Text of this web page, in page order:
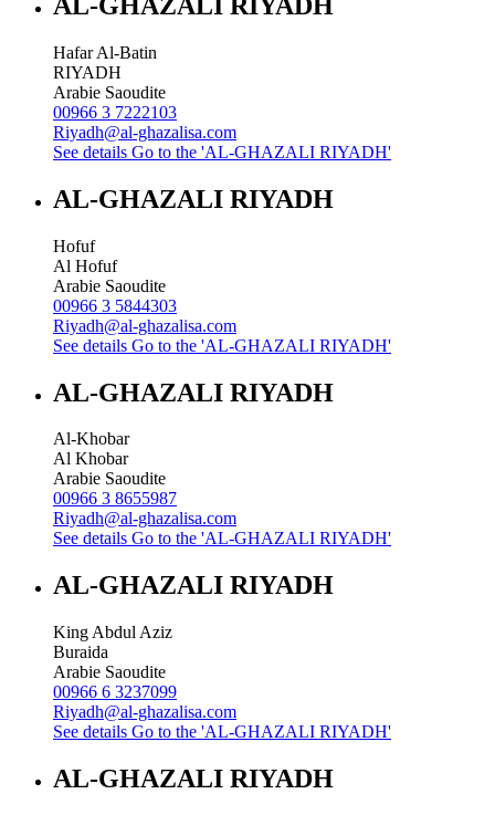
Hafar Al-Batin
RIYADH
Arabie Saoudite
00966 3 7222103
Riyadh@al-ghazalisa.com
See details Go to the 'AL-GHAZALI RIYADH'
AL-GHAZALI RIYADH
Hofuf
Al Hofuf
Arabie Saoudite
00966 3 5844303
Riyadh@al-ghazalisa.com
See details Go to the 'AL-GHAZALI RIYADH'
AL-GHAZALI RIYADH
Al-Khobar
Al Khobar
Arabie Saoudite
00966 3 8655987
Riyadh@al-ghazalisa.com
See details Go to the 'AL-GHAZALI RIYADH'
AL-GHAZALI RIYADH
King Abdul Aziz
Buraida
Arabie Saoudite
00966 6 3237099
Riyadh@al-ghazalisa.com
See details Go to the 'AL-GHAZALI RIYADH'
AL-GHAZALI RIYADH